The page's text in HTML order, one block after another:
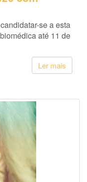
se a esta
até 11 de
Ler mais